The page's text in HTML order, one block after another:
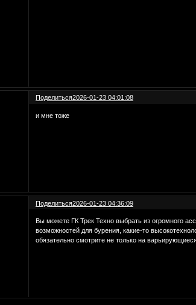
Поделиться2026-01-23 04:01:08
и мне тоже
Поделиться2026-01-23 04:36:09
Вы можете ГК Трек Техно выбрать из огромного
возможностей для бурения, какие-то
обязательно смотрите не только на